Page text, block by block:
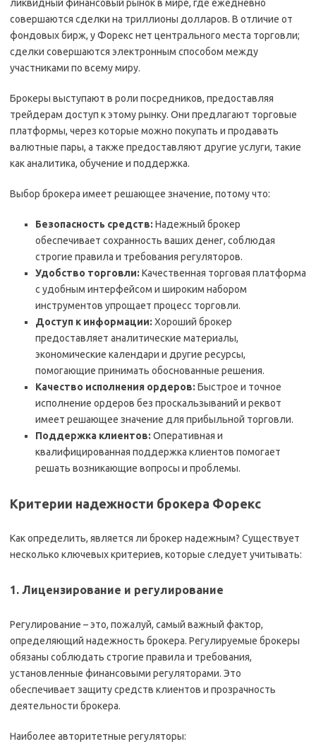
ликвидный финансовый рынок в мире, где ежедневно
совершаются сделки на триллионы долларов. В отличие от
фондовых бирж, у Форекс нет центрального места торговли;
сделки совершаются электронным способом между
участниками по всему миру.
Брокеры выступают в роли посредников, предоставляя
трейдерам доступ к этому рынку. Они предлагают торговые
платформы, через которые можно покупать и продавать
валютные пары, а также предоставляют другие услуги, такие
как аналитика, обучение и поддержка.
Выбор брокера имеет решающее значение, потому что:
Безопасность средств: Надежный брокер
обеспечивает сохранность ваших денег, соблюдая
строгие правила и требования регуляторов.
Удобство торговли: Качественная торговая платформа
с удобным интерфейсом и широким набором
инструментов упрощает процесс торговли.
Доступ к информации: Хороший брокер
предоставляет аналитические материалы,
экономические календари и другие ресурсы,
помогающие принимать обоснованные решения.
Качество исполнения ордеров: Быстрое и точное
исполнение ордеров без проскальзываний и реквот
имеет решающее значение для прибыльной торговли.
Поддержка клиентов: Оперативная и
квалифицированная поддержка клиентов помогает
решать возникающие вопросы и проблемы.
Критерии надежности брокера Форекс
Как определить, является ли брокер надежным? Существует
несколько ключевых критериев, которые следует учитывать:
1. Лицензирование и регулирование
Регулирование – это, пожалуй, самый важный фактор,
определяющий надежность брокера. Регулируемые брокеры
обязаны соблюдать строгие правила и требования,
установленные финансовыми регуляторами. Это
обеспечивает защиту средств клиентов и прозрачность
деятельности брокера.
Наиболее авторитетные регуляторы: